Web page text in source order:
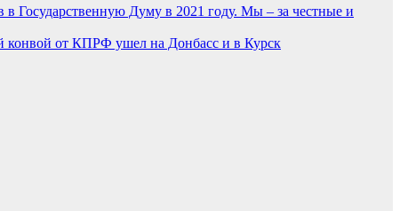
в Государственную Думу в 2021 году. Мы – за честные и
конвой от КПРФ ушел на Донбасс и в Курск